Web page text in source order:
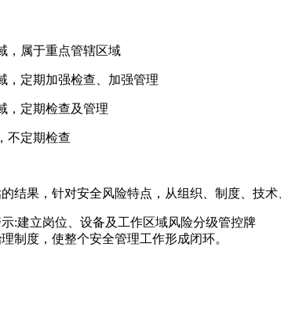
，属于重点管辖区域
，定期加强检查、加强管理
，定期检查及管理
不定期检查
结果，针对安全风险特点，从组织、制度、技
:建立岗位、设备及工作区域风险分级管控牌
制度，使整个安全管理工作形成闭环。